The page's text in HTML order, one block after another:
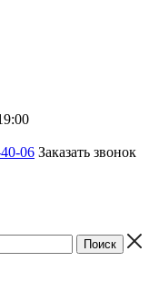
06 Заказать звонок